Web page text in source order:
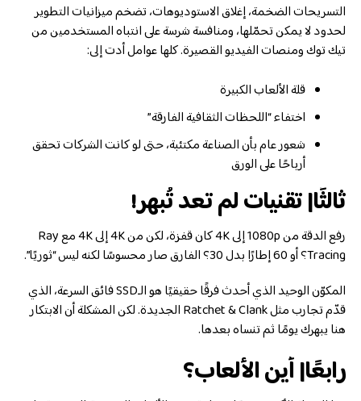
التسريحات الضخمة، إغلاق الاستوديوهات، تضخم ميزانيات التطوير
لحدود لا يمكن تحمّلها، ومنافسة شرسة على انتباه المستخدمين من
تيك توك ومنصات الفيديو القصيرة. كلها عوامل أدت إلى:
قلة الألعاب الكبيرة
اختفاء “اللحظات الثقافية الفارقة”
شعور عام بأن الصناعة مكتئبة، حتى لو كانت الشركات تحقق
أرباحًا على الورق
ثالثًا| تقنيات لم تعد تُبهر!
رفع الدقة من 1080p إلى 4K كان قفزة، لكن من 4K إلى 4K مع Ray
Tracing؟ أو 60 إطارًا بدل 30؟ الفارق صار محسوسًا لكنه ليس “ثوريًا”.
المكوّن الوحيد الذي أحدث فرقًا حقيقيًا هو الـSSD فائق السرعة، الذي
قدّم تجارب مثل Ratchet & Clank الجديدة. لكن المشكلة أن الابتكار
هنا يبهرك يومًا ثم تنساه بعدها.
رابعًا| أين الألعاب؟